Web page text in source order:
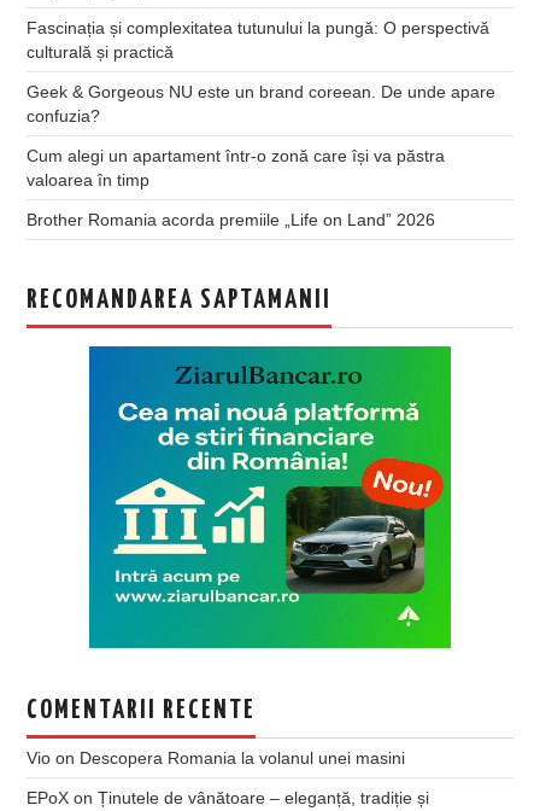
Fascinația și complexitatea tutunului la pungă: O perspectivă
culturală și practică
Geek & Gorgeous NU este un brand coreean. De unde apare
confuzia?
Cum alegi un apartament într-o zonă care își va păstra
valoarea în timp
Brother Romania acorda premiile „Life on Land” 2026
RECOMANDAREA SAPTAMANII
COMENTARII RECENTE
Vio on Descopera Romania la volanul unei masini
EPoX onȚinutele de vânătoare – eleganță, tradiție și